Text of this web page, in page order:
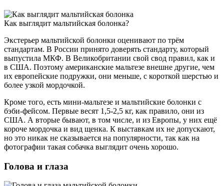
Как выглядит мальтийская болонка?
Экстерьер мальтийской болонки оценивают по трём
стандартам. В России принято доверять стандарту, который
выпустила МКФ. В Великобритании свой свод правил, как и
в США. Поэтому американские мальтезе внешне другие, чем
их европейские подружки, они меньше, с короткой шерстью и
более узкой мордочкой.
Кроме того, есть мини-мальтезе и мальтийские болонки с
бэби-фейсом. Первые весят 1,5-2,5 кг, как правило, они из
США. А вторые бывают, в том числе, и из Европы, у них ещё
короче мордочка и вид щенка. К выставкам их не допускают,
но это никак не сказывается на популярности, так как на
фотографии такая собачка выглядит очень хорошо.
Голова и глаза